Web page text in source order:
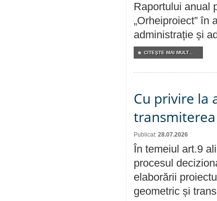
Raportului anual
„Orheiproiect” în
administrație și
CITEŞTE MAI MULT...
Cu privire la
Publicat: 28.07.2026
În temeiul art.9
procesul
elaborării
geometric și